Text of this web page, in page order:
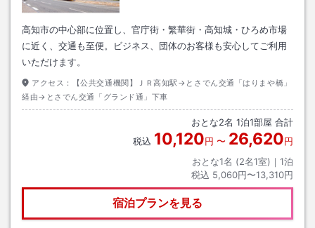
高知市の中心部に位置し、官庁街・繁華街・高知城・ひろめ市場
に近く、交通も至便。ビジネス、団体のお客様も安心してご利用
いただけます。
アクセス：
【公共交通機関】ＪＲ高知駅→とさでん交通「はりまや橋」
経由→とさでん交通「グランド通」下車
おとな2名 1泊1部屋 合計
税込 10,120円 〜 26,620円
おとな1名 (2名1室)｜ 1泊
税込 5,060円〜13,310円
宿泊プランを見る